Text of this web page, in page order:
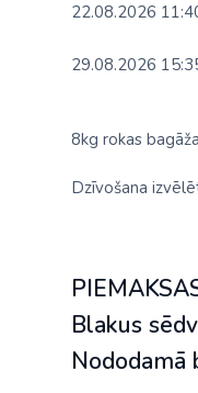
22.08.2026
29.08.2026
8kg rokas bagāža
Dzīvošana
Blakus
Nododamā